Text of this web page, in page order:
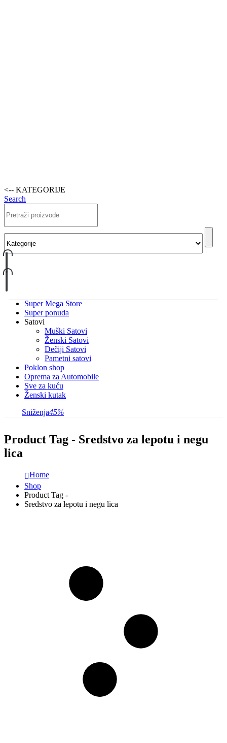
<-- KATEGORIJE
Search
Super Mega Store
Super ponuda
Satovi
Muški Satovi
Ženski Satovi
Dečiji Satovi
Pametni satovi
Poklon shop
Oprema za Automobile
Sve za kuću
Ženski kutak
Sniženja45%
Product Tag - Sredstvo za lepotu i negu
lica
Home
Shop
Product Tag -
Sredstvo za lepotu i negu lica